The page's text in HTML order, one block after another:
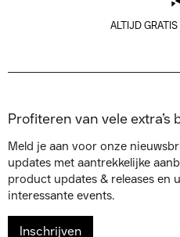
ALTIJD
Profiteren van vele extra’s
Meld je aan voor onze
updates met aantrekkelijke
product updates & releases en
interessante events.
Inschrijven